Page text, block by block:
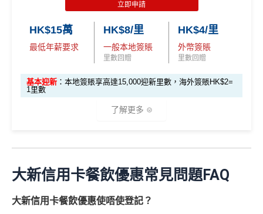
低門檻卡都做到 簽賬1%回贈而且
不設上限
ChokPayMe Alipay/WeChat Pay
有1%現金回贈
八達通自動增值都有0.5%現金回贈
學生卡 無需年薪要求，對於係環聯建立正面信貸評級
有用
海外簽賬有1.95%手續費
無得儲里數
新客戶成功申請大新英國航空白金卡，並於指定時限
內符合以下指定要求，可享高達32,000 Avios 飛行積
優惠一：發卡後首3個月內，累積HK$12,000
本 Avios 飛行積分）
優惠二：發卡後首6個月內，每月首HK$10,000
理財戶口、VIP i-Account 綜合理財戶口或 Hell
o Kitty VIP i-Account 綜合理財戶口 →
5,000 Avios 飛行積分
✅優點
立即申請
HK$15萬
最低年薪要求
HK$8/里
一般本地簽賬
里數回贈
HK$4/里
外幣簽賬
里數回贈
基本迎新 ：本地簽賬享高達15,000迎新里數，海外簽賬HK$2=
1里數
了解更多
(里先生額外迎新已於2026年2月28日完結)
迎新禮遇
大新信用卡餐飲優惠常見問題FAQ
大新信用卡餐飲優惠使唔使登記？